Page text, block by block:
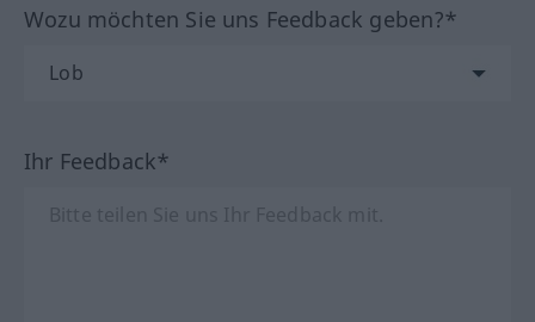
Wozu möchten Sie uns Feedback geben?*
Ihr Feedback*